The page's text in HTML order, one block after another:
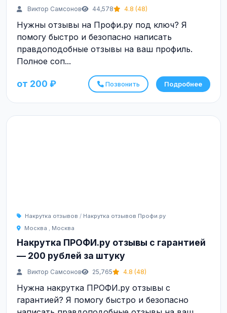
Виктор Самсонов 44,578 4.8 (48)
Нужны отзывы на Профи.ру под ключ? Я
помогу быстро и безопасно написать
правдоподобные отзывы на ваш профиль.
Полное соп...
от 200 ₽ Позвонить Подробнее
Накрутка отзывов / Накрутка отзывов Профи.ру
Москва , Москва
Накрутка ПРОФИ.ру отзывы с гарантией
— 200 рублей за штуку
Виктор Самсонов 25,765 4.8 (48)
Нужна накрутка ПРОФИ.ру отзывы с
гарантией? Я помогу быстро и безопасно